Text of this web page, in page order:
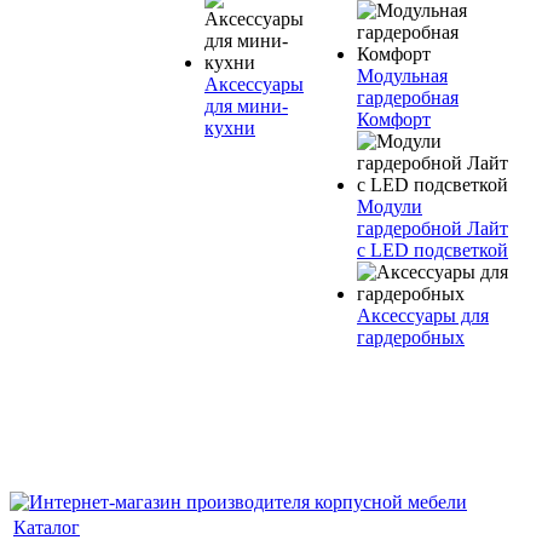
Аксессуары
для мини-
кухни
Модульная
гардеробная
Комфорт
Модули
гардеробной Лайт
с LED подсветкой
Аксессуары для
гардеробных
Каталог